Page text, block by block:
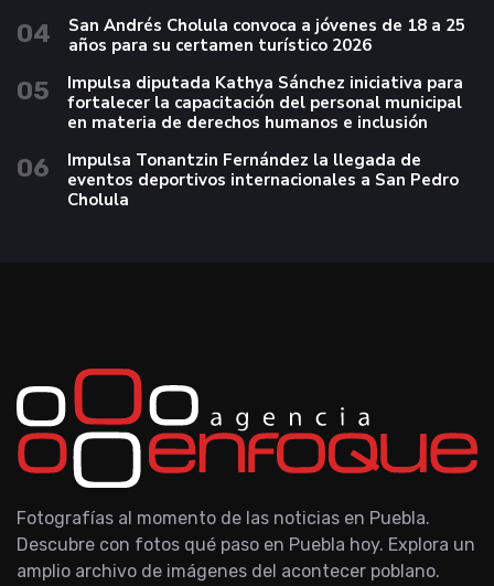
04
San Andrés Cholula convoca a jóvenes de 18 a 25
años para su certamen turístico 2026
05
Impulsa diputada Kathya Sánchez iniciativa para
fortalecer la capacitación del personal municipal
en materia de derechos humanos e inclusión
06
Impulsa Tonantzin Fernández la llegada de
eventos deportivos internacionales a San Pedro
Cholula
Fotografías al momento de las noticias en Puebla.
Descubre con fotos qué paso en Puebla hoy. Explora un
amplio archivo de imágenes del acontecer poblano.